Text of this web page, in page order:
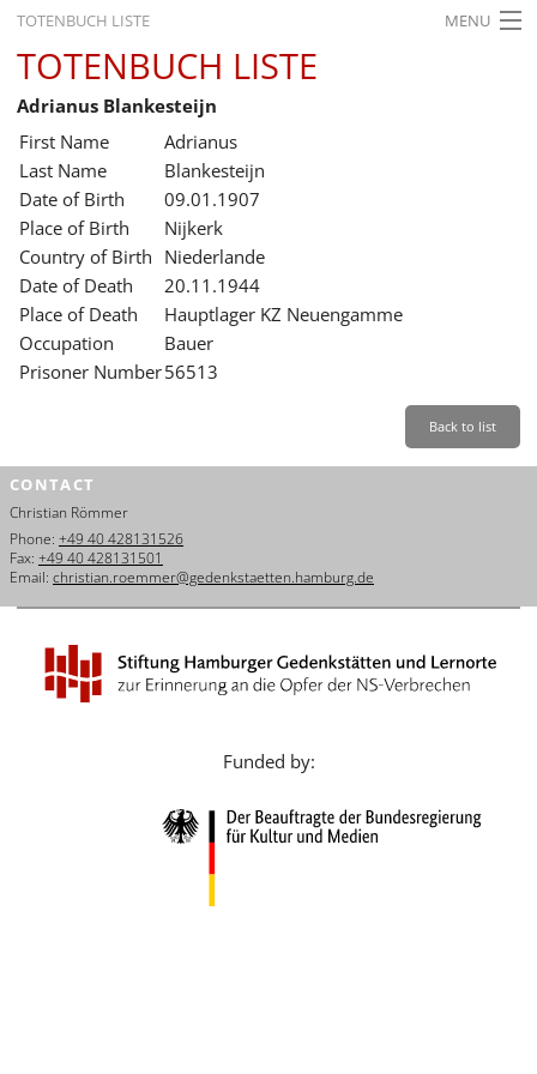
TOTENBUCH LISTE MENU
STARTSEITE
AUSSTELLUNGEN
GESCHICHTE
BILDUNG
FORSCHUNG
SERVICE
Leichte Sprache Back
Dansk
Español
Italiano
Nederlands
Português
TOTENBUCH LISTE
Adrianus Blankesteijn
First Name
Adrianus
Last Name
Blankesteijn
Date of Birth
09.01.1907
Place of Birth
Nijkerk
Country of Birth Niederlande
Date of Death
20.11.1944
Place of Death
Hauptlager KZ Neuengamme
Occupation
Bauer
Prisoner Number56513
Back to list
CONTACT
Christian Römmer
Phone: +49 40 428131526
Fax: +49 40 428131501
Email: christian.roemmer@gedenkstaetten.hamburg.de
Funded by: